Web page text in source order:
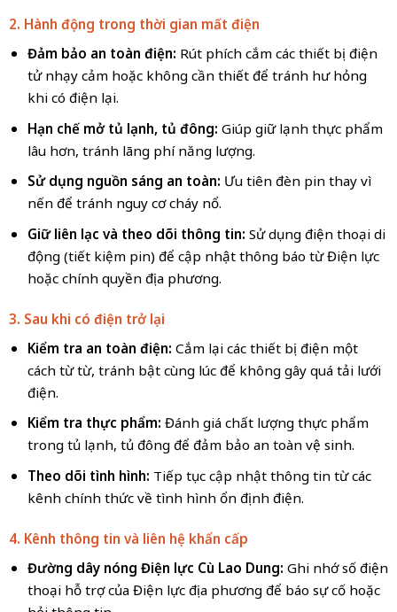
2. Hành động trong thời gian mất điện
Đảm bảo an toàn điện: Rút phích cắm các thiết bị điện
tử nhạy cảm hoặc không cần thiết để tránh hư hỏng
khi có điện lại.
Hạn chế mở tủ lạnh, tủ đông: Giúp giữ lạnh thực phẩm
lâu hơn, tránh lãng phí năng lượng.
Sử dụng nguồn sáng an toàn: Ưu tiên đèn pin thay vì
nến để tránh nguy cơ cháy nổ.
Giữ liên lạc và theo dõi thông tin: Sử dụng điện thoại di
động (tiết kiệm pin) để cập nhật thông báo từ Điện lực
hoặc chính quyền địa phương.
3. Sau khi có điện trở lại
Kiểm tra an toàn điện: Cắm lại các thiết bị điện một
cách từ từ, tránh bật cùng lúc để không gây quá tải lưới
điện.
Kiểm tra thực phẩm: Đánh giá chất lượng thực phẩm
trong tủ lạnh, tủ đông để đảm bảo an toàn vệ sinh.
Theo dõi tình hình: Tiếp tục cập nhật thông tin từ các
kênh chính thức về tình hình ổn định điện.
4. Kênh thông tin và liên hệ khẩn cấp
Đường dây nóng Điện lực Cù Lao Dung: Ghi nhớ số điện
thoại hỗ trợ của Điện lực địa phương để báo sự cố hoặc